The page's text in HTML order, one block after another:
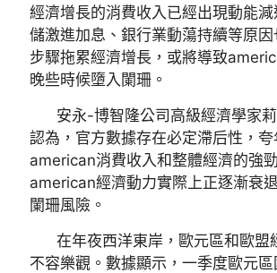
經濟增長的消費收入已經出現動能
儲激進加息、銀行業動蕩持續等原因
步驟拖累經濟增長，或將導致
晚些時候墮入闌珊。
安永-博智隆公司高級經濟學家
認為，官方數據存在必定滯后性，夸
american消費收入和整體經濟的強
american經濟動力實際上正逐漸衰
闌珊風險。
在年夜西洋東岸，歐元區和歐盟
不容樂觀。數據顯示，一季度歐元